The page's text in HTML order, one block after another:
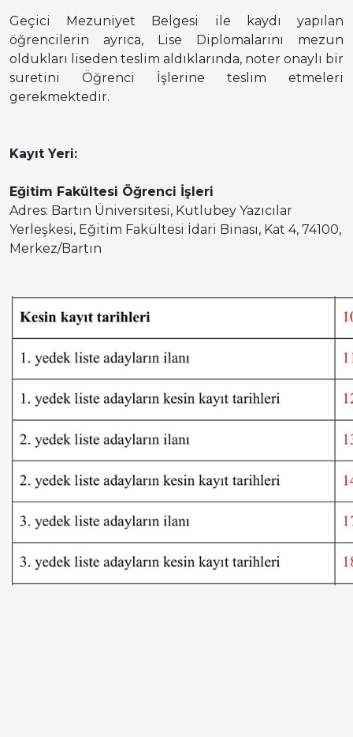
Geçici Mezuniyet Belgesi ile kaydı yapılan
öğrencilerin ayrıca, Lise Diplomalarını mezun
oldukları liseden teslim aldıklarında, noter onaylı bir
suretini Öğrenci İşlerine teslim etmeleri
gerekmektedir.
Kayıt Yeri:
Eğitim Fakültesi Öğrenci İşleri
Adres: Bartın Üniversitesi, Kutlubey Yazıcılar
Yerleşkesi, Eğitim Fakültesi İdari Binası, Kat 4, 74100,
Merkez/Bartın